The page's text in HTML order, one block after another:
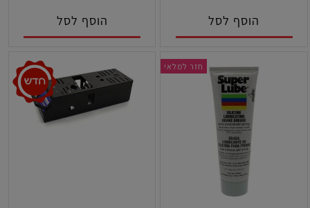
הוסף לסל הוסף לסל
חזר למלאי